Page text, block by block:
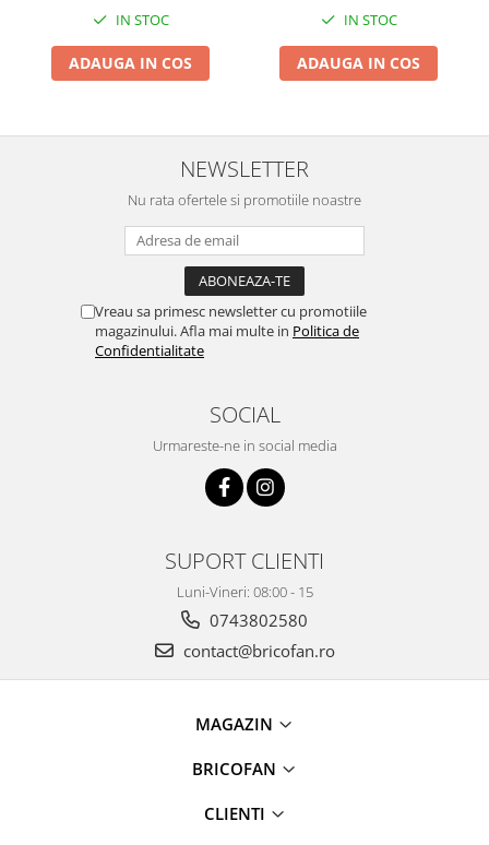
Pirostrii si accesorii pentru gatit
Plite & aragaze
Prelungitoare & cabluri electrice
Conectori/doze
Corpuri de iluminat
Lanterne
Lumina de crestere pentru plante
Accesorii aparatele de spalat cu
Aparate de spalat cu presiune
Articole si accesorii pentru baie
IN STOC
ADAUGA IN COS
IN STOC
ADAUGA IN COS
NEWSLETTER
Nu rata ofertele si promotiile noastre
Vreau sa primesc newsletter cu promotiile
magazinului. Afla mai multe in Politica de
Confidentialitate
SOCIAL
Urmareste-ne in social media
SUPORT CLIENTI
Luni-Vineri: 08:00 - 15
0743802580
contact@bricofan.ro
MAGAZIN
BRICOFAN
CLIENTI